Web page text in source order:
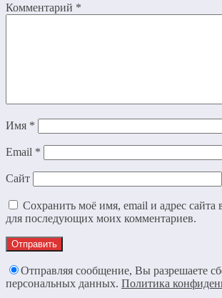
Комментарий *
Имя *
Email *
Сайт
Сохранить моё имя, email и адрес сайта
для последующих моих комментариев.
Отправляя сообщение, Вы разрешаете
персональных данных. Политика